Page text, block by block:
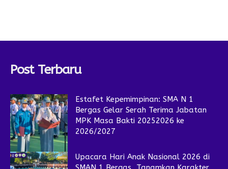
Post Terbaru
Estafet Kepemimpinan: SMA N 1
Bergas Gelar Serah Terima Jabatan
MPK Masa Bakti 20252026 ke
2026/2027
Upacara Hari Anak Nasional 2026 di